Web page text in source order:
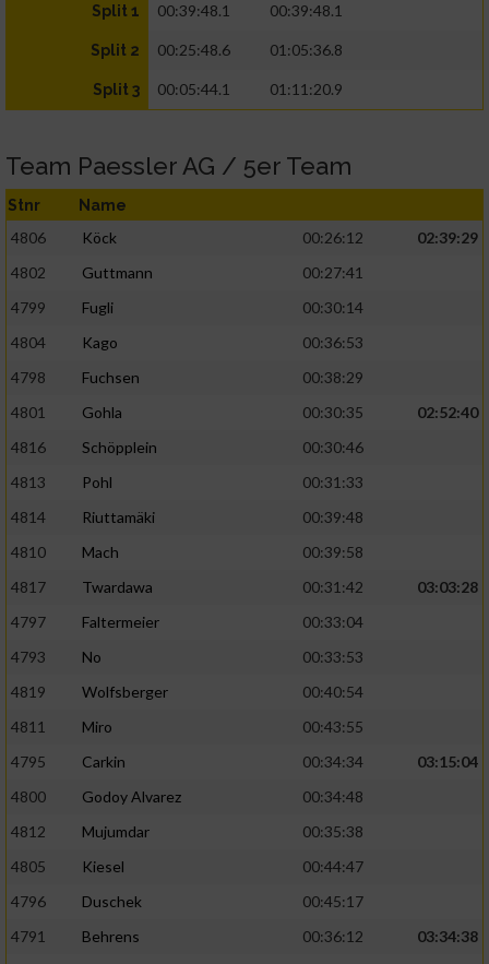
Split 1 00:39:48.1 00:39:48.1
Split 2 00:25:48.6 01:05:36.8
Split 3 00:05:44.1 01:11:20.9
Team Paessler AG / 5er Team
Stnr Name
4806 Köck 00:26:12
02:39:29
4802
Guttmann
00:27:41
4799
Fugli
00:30:14
4804
Kago
00:36:53
4798
Fuchsen
00:38:29
4801
Gohla 00:30:35
02:52:40
4816
Schöpplein
00:30:46
4813
Pohl
00:31:33
4814
Riuttamäki
00:39:48
4810
Mach
00:39:58
4817
Twardawa 00:31:42
03:03:28
4797
Faltermeier
00:33:04
4793
No
00:33:53
4819
Wolfsberger
00:40:54
4811
Miro
00:43:55
4795
Carkin 00:34:34
03:15:04
4800
Godoy Alvarez
00:34:48
4812
Mujumdar
00:35:38
4805
Kiesel
00:44:47
4796
Duschek
00:45:17
4791
Behrens 00:36:12
03:34:38